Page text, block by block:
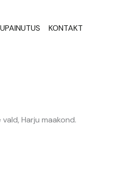
KONTAKT
Harju maakond.